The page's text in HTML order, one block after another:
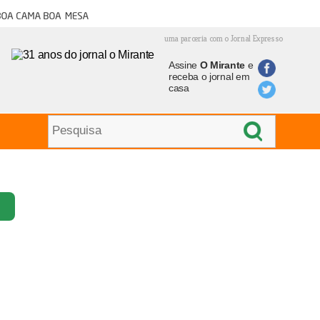
cama boa mesa
uma parceria com o Jornal Expresso
Assine O Mirantee
receba o jornal em
casa